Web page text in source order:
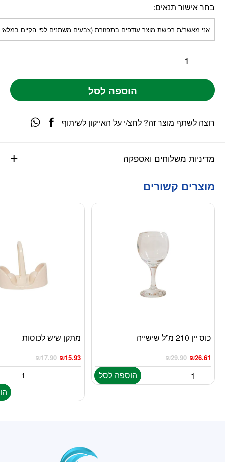
בחר אישור תנאים
אני מאשר/ת רכישת מוצר עודפים בתפזורת (צבעים משתנים לפי הקיים
הוספה לסל
מדיניות משלוחים ואספקה
רוצה לשתף מוצר זה? לחצ/י על האייקון לשיתוף
מוצרים קשורים
כוס יין 210 מ”ל שישייה
₪29.90 ₪26.61
הוספה לסל
מתקן שיש לכוסות
₪17.90 ₪15.93